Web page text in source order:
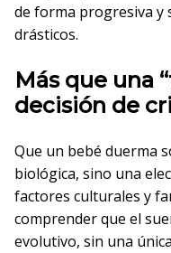
de forma progresiva y
drásticos.
Más que una
decisión de
Que un bebé duerma
biológica, sino una
factores culturales y
comprender que el
evolutivo, sin una